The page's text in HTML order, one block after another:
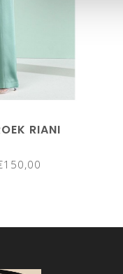
RIANI